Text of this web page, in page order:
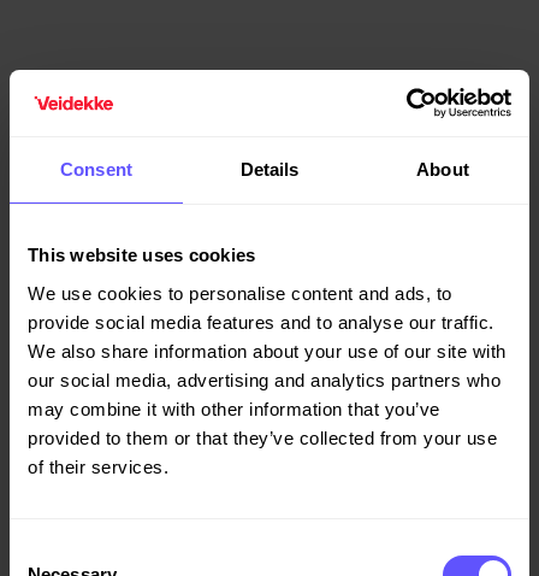
Consent Details About
This website uses cookies
We use cookies to personalise content and ads, to
provide social media features and to analyse our traffic.
We also share information about your use of our site with
our social media, advertising and analytics partners who
may combine it with other information that you’ve
provided to them or that they’ve collected from your use
of their services.
Vi i Veidekke Prefab hadde gleden av å levere elementer til
Brønnøysundregistrenes nye kontorlokaler i samarbeid